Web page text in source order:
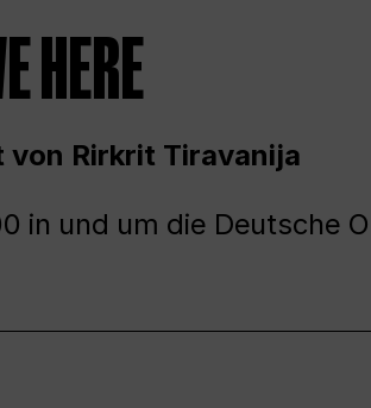
HERE
Rirkrit Tiravanija
in und um die Deutsche